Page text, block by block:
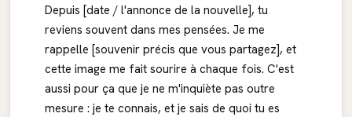
Depuis [date / l'annonce de la nouvelle], tu
reviens souvent dans mes pensées. Je me
rappelle [souvenir précis que vous partagez], et
cette image me fait sourire à chaque fois. C'est
aussi pour ça que je ne m'inquiète pas outre
mesure : je te connais, et je sais de quoi tu es